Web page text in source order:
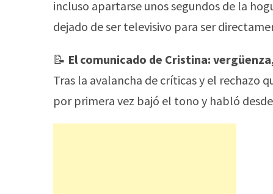
incluso apartarse unos segundos de la
dejado de ser televisivo para ser
📝 El comunicado de Cristina:
Tras la avalancha de críticas y el rechazo
por primera vez bajó el tono y habló